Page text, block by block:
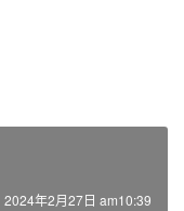
2024年2月27日 am10:39